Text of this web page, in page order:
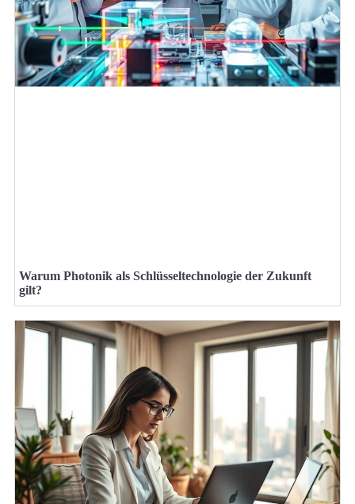
Warum Photonik als Schlüsseltechnologie der Zukunft
gilt?